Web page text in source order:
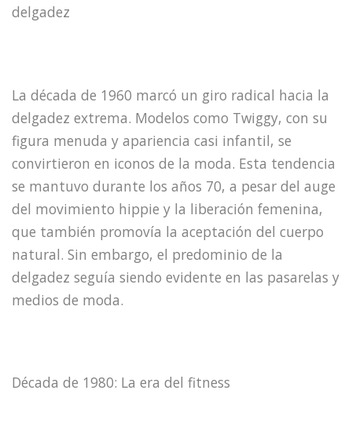
delgadez
La década de 1960 marcó un giro radical hacia la
delgadez extrema. Modelos como Twiggy, con su
figura menuda y apariencia casi infantil, se
convirtieron en iconos de la moda. Esta tendencia
se mantuvo durante los años 70, a pesar del auge
del movimiento hippie y la liberación femenina,
que también promovía la aceptación del cuerpo
natural. Sin embargo, el predominio de la
delgadez seguía siendo evidente en las pasarelas y
medios de moda.
Década de 1980: La era del fitness